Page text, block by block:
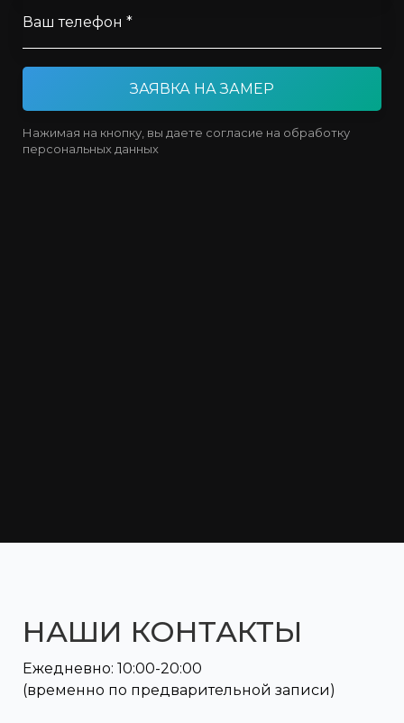
Ваш телефон *
ЗАЯВКА НА ЗАМЕР
Нажимая на кнопку, вы даете согласие на обработку
персональных данных
НАШИ КОНТАКТЫ
Ежедневно: 10:00-20:00
(временно по предварительной записи)